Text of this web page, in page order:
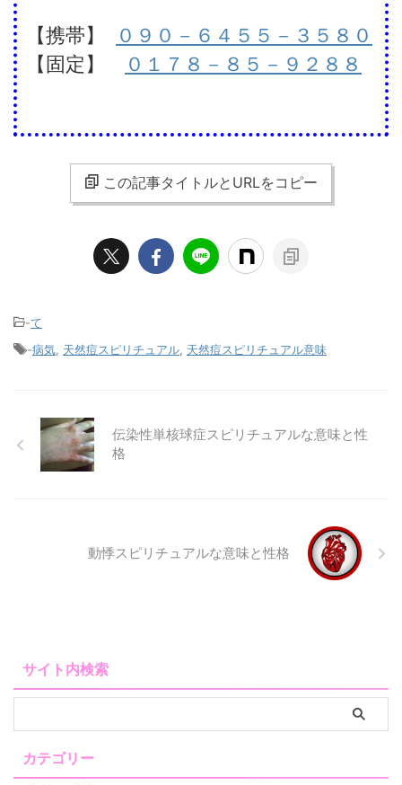
【携帯】
０９０－６４５５－３５８０
【固定】
０１７８－８５－９２８８
この記事タイトルとURLをコピー
-て
-病気, 天然痘スピリチュアル, 天然痘スピリチュアル意味
伝染性単核球症スピリチュアルな意味と性
格
動悸スピリチュアルな意味と性格
サイト内検索
カテゴリー